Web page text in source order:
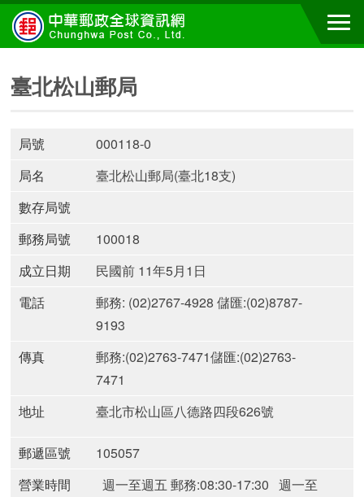
臺北松山郵局
局號
000118-0
局名
臺北松山郵局(臺北18支)
數存局號
郵務局號
100018
成立日期
民國前 11年5月1日
電話
郵務: (02)2767-4928 儲匯:(02)8787-
9193
傳真
郵務:(02)2763-7471儲匯:(02)2763-
7471
地址
臺北市松山區八德路四段626號
郵遞區號
105057
營業時間
週一至週五 郵務:08:30-17:30 週一至